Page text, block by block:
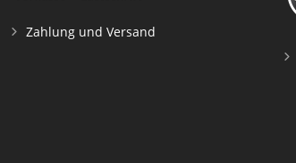
Zahlung und Versand